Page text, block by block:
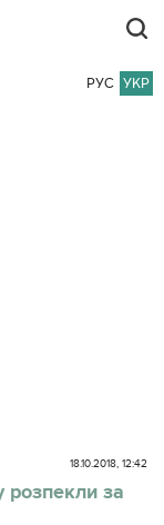
РУС УКР
18.10.2018, 12:42
розпекли за